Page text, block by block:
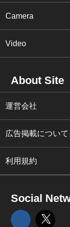
Camera
Video
About Site
運営会社
広告掲載について
利用規約
Social